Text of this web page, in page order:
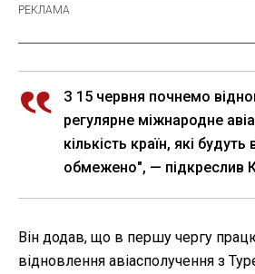
З 15 червня почнемо
регулярне міжнародне
кількість країн, які
обмежено", — підкреслив
Він додав, що в першу чергу
відновлення авіасполучення з